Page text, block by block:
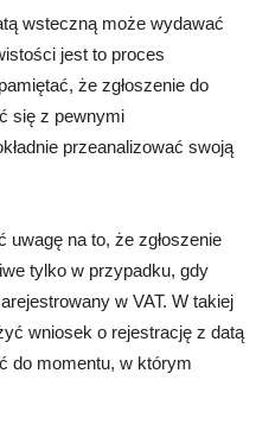
wsteczną może wydawać
jest to proces
że zgłoszenie do
się z pewnymi
przeanalizować swoją
na to, że zgłoszenie
tylko w przypadku, gdy
w VAT. W takiej
wniosek o rejestrację z datą
do momentu, w którym